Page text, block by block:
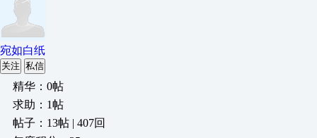
宛如白纸
关注 私信
精华：0帖
求助：1帖
帖子：13帖 | 407回